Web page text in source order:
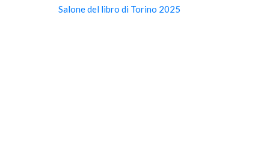
Salone del libro di Torino 2025